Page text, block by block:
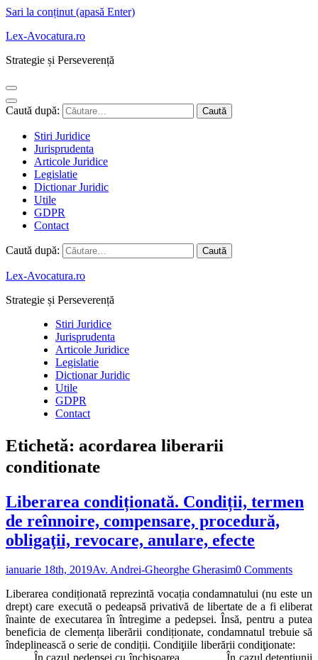
Sari la conținut (apasă Enter)
Lex-Avocatura.ro
Strategie și Perseverență
Caută după:
Stiri Juridice
Jurisprudenta
Articole Juridice
Legislatie
Dictionar Juridic
Utile
GDPR
Contact
Caută după:
Lex-Avocatura.ro
Strategie și Perseverență
Stiri Juridice
Jurisprudenta
Articole Juridice
Legislatie
Dictionar Juridic
Utile
GDPR
Contact
Etichetă: acordarea liberarii
conditionate
Liberarea condiționată. Condiții, termen
de reînnoire, compensare, procedură,
obligaţii, revocare, anulare, efecte
ianuarie 18th, 2019Av. Andrei-Gheorghe Gherasim0 Comments
Liberarea condiționată reprezintă vocația condamnatului (nu este un
drept) care execută o pedeapsă privativă de libertate de a fi eliberat
înainte de executarea în întregime a pedepsei. Însă, pentru a putea
beneficia de clemența liberării condiționate, condamnatul trebuie să
îndeplinească o serie de condiții. Condiţiile liberării condiţionate: